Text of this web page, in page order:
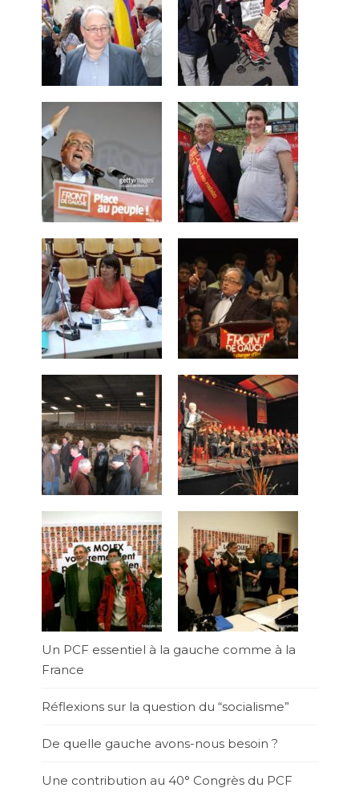
Un PCF essentiel à la gauche comme à la
France
Réflexions sur la question du “socialisme”
De quelle gauche avons-nous besoin ?
Une contribution au 40° Congrès du PCF